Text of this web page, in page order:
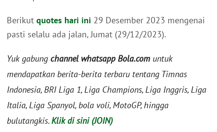
Berikut quotes hari ini 29 Desember 2023 mengenai
pasti selalu ada jalan, Jumat (29/12/2023).
Yuk gabung channel whatsapp Bola.com untuk
mendapatkan berita-berita terbaru tentang Timnas
Indonesia, BRI Liga 1, Liga Champions, Liga Inggris, Liga
Italia, Liga Spanyol, bola voli, MotoGP, hingga
bulutangkis.Klik di sini (JOIN)